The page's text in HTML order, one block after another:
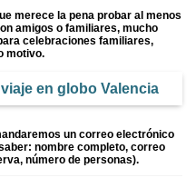
merece la pena probar al menos
amigos o familiares, mucho
celebraciones familiares,
motivo.
en globo Valencia
un correo electrónico
nombre completo, correo
número de personas).